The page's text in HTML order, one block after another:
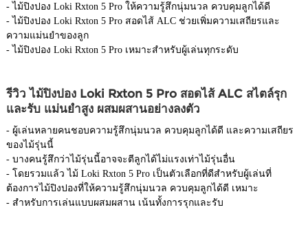
- ไม้ปิงปอง Loki Rxton 5 Pro ให้ความรู้สึกนุ่มนวล ควบคุมลูกได้ดี
- ไม้ปิงปอง Loki Rxton 5 Pro สอดไส้ ALC ช่วยเพิ่มความเสถียรและ
ความแม่นยำของลูก
- ไม้ปิงปอง Loki Rxton 5 Pro เหมาะสำหรับผู้เล่นทุกระดับ
รีวิว ไม้ปิงปอง Loki Rxton 5 Pro สอดไส้ ALC สไตล์รุก
และรับ แม่นยำสูง ผสมผสานอย่างลงตัว
- ผู้เล่นหลายคนชอบความรู้สึกนุ่มนวล ควบคุมลูกได้ดี และความเสถียร
ของไม้รุ่นนี้
- บางคนรู้สึกว่าไม้รุ่นนี้อาจจะตีลูกได้ไม่แรงเท่าไม้รุ่นอื่น
- โดยรวมแล้ว ไม้ Loki Rxton 5 Pro เป็นตัวเลือกที่ดีสำหรับผู้เล่นที่
ต้องการไม้ปิงปองที่ให้ความรู้สึกนุ่มนวล ควบคุมลูกได้ดี เหมาะ
- สำหรับการเล่นแบบผสมผสาน เน้นทั้งการรุกและรับ